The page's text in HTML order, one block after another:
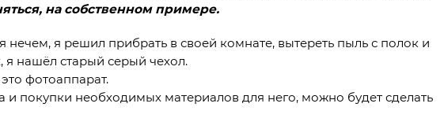
на собственном примере.
нечем, я решил прибрать в своей комнате, вытереть пыль с полок и
я нашёл старый серый чехол.
фотоаппарат.
и покупки необходимых материалов для него, можно будет сделать